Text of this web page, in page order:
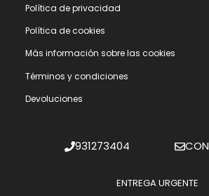
Polí­tica de privacidad
Polí­tica de cookies
Más información sobre las cookies
Términos y condiciones
Devoluciones
931273404
ENTREGA URGENTE